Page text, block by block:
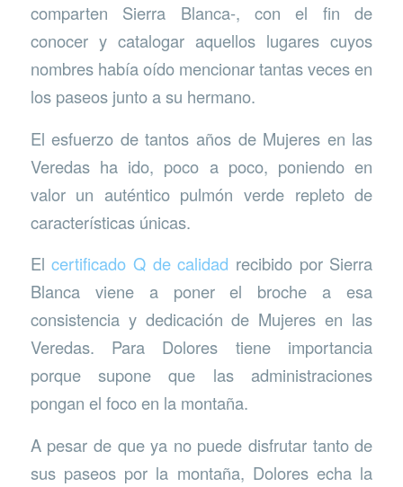
comparten Sierra Blanca-, con el fin de
conocer y catalogar aquellos lugares cuyos
nombres había oído mencionar tantas veces en
los paseos junto a su hermano.
El esfuerzo de tantos años de Mujeres en las
Veredas ha ido, poco a poco, poniendo en
valor un auténtico pulmón verde repleto de
características únicas.
El certificado Q de calidad recibido por Sierra
Blanca viene a poner el broche a esa
consistencia y dedicación de Mujeres en las
Veredas. Para Dolores tiene importancia
porque supone que las administraciones
pongan el foco en la montaña.
A pesar de que ya no puede disfrutar tanto de
sus paseos por la montaña, Dolores echa la